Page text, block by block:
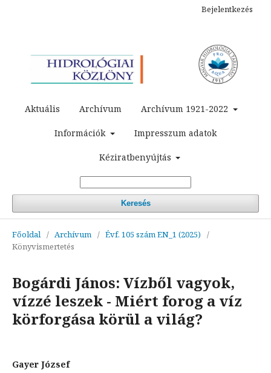
Aktuális Archívum Archívum 1921-2022
Információk Impresszum adatok
Kéziratbenyújtás
Keresés
Bejelentkezés
Főoldal / Archívum / Évf. 105 szám EN_1 (2025)
/
Könyvismertetés
Bogárdi János: Vízből vagyok,
vízzé leszek - Miért forog a víz
körforgása körül a világ?
Gayer József